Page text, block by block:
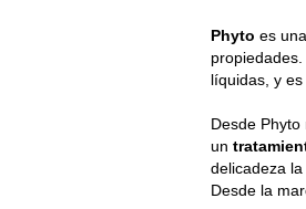
Phyto es
líquidas, y
Desde
un
delicadeza
Desde la